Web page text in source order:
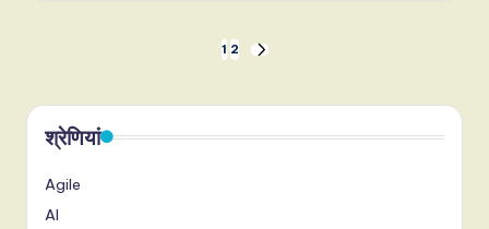
pagination
1 2
NEXT
श्रेणियां
Agile
AI